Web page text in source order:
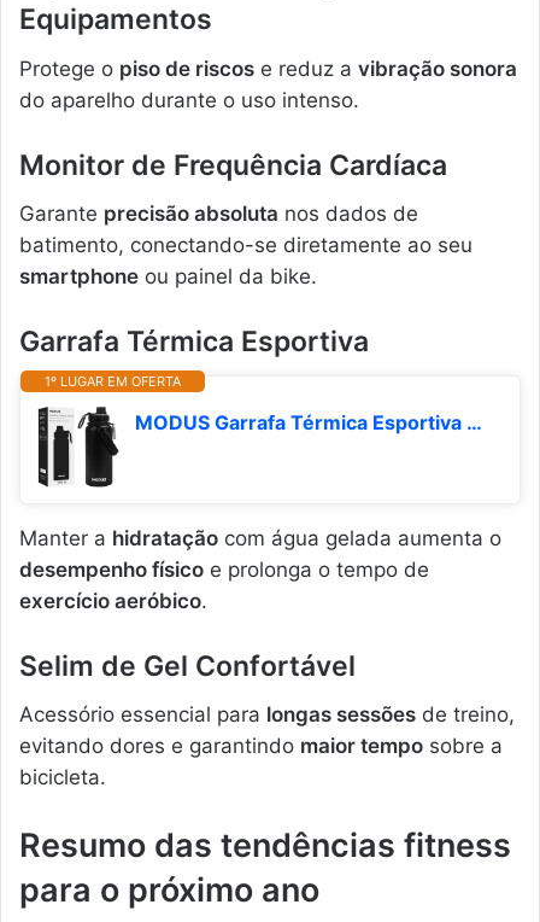
Equipamentos
Protege o piso de riscos e reduz a vibração sonora
do aparelho durante o uso intenso.
Monitor de Frequência Cardíaca
Garante precisão absoluta nos dados de
batimento, conectando-se diretamente ao seu
smartphone ou painel da bike.
Garrafa Térmica Esportiva
1º LUGAR EM OFERTA
MODUS Garrafa Térmica Esportiva De Inox Com Isolamento A Vácuo 950ML Preto
Manter a hidratação com água gelada aumenta o
desempenho físico e prolonga o tempo de
exercício aeróbico.
Selim de Gel Confortável
Acessório essencial para longas sessões de treino,
evitando dores e garantindo maior tempo sobre a
bicicleta.
Resumo das tendências fitness
para o próximo ano